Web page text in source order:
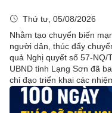
Thứ tư, 05/08/2026
Nhằm tạo chuyển biến
người dân, thúc đẩy
quả Nghị quyết số 57-NQ/
UBND tỉnh Lạng Sơn đã
chỉ đạo triển khai các